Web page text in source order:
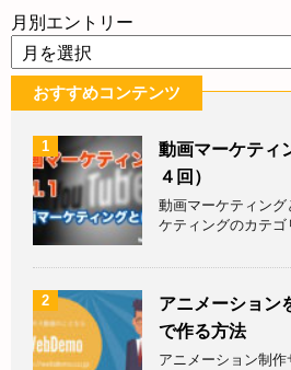
月別エントリー
おすすめコンテンツ
1
動画マーケティ
４回）
動画マーケティン
ケティングのカテ
2
アニメーション
で作る方法
アニメーション制